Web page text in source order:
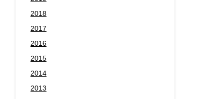
2018
2017
2016
2015
2014
2013